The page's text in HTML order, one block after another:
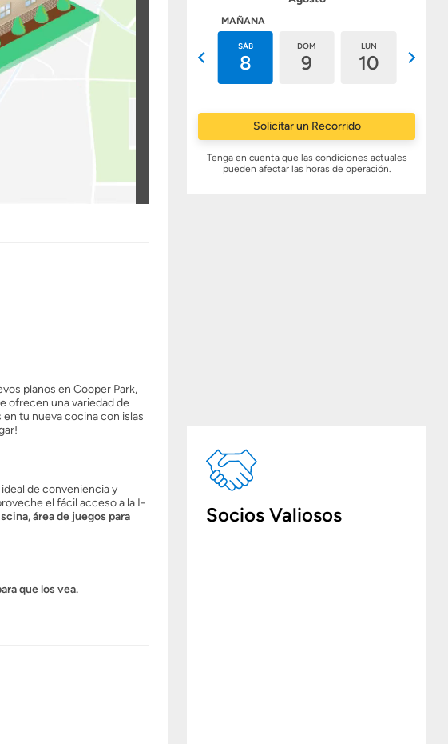
MAÑANA
SÁB
8
DOM
9
LUN
10
Solicitar un Recorrido
Tenga en cuenta que las condiciones actuales
pueden afectar las horas de operación.
Socios Valiosos
planos en Cooper Park,
ofrecen una variedad de
tu nueva cocina con islas
de conveniencia y
el fácil acceso a la I-
área de juegos para
que los vea.